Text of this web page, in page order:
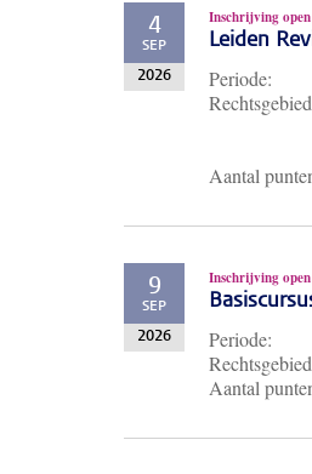
4
SEP
2026
Inschrijving open
Leiden
Periode:
Aantal
9
SEP
2026
Inschrijving open
Periode:
Aantal